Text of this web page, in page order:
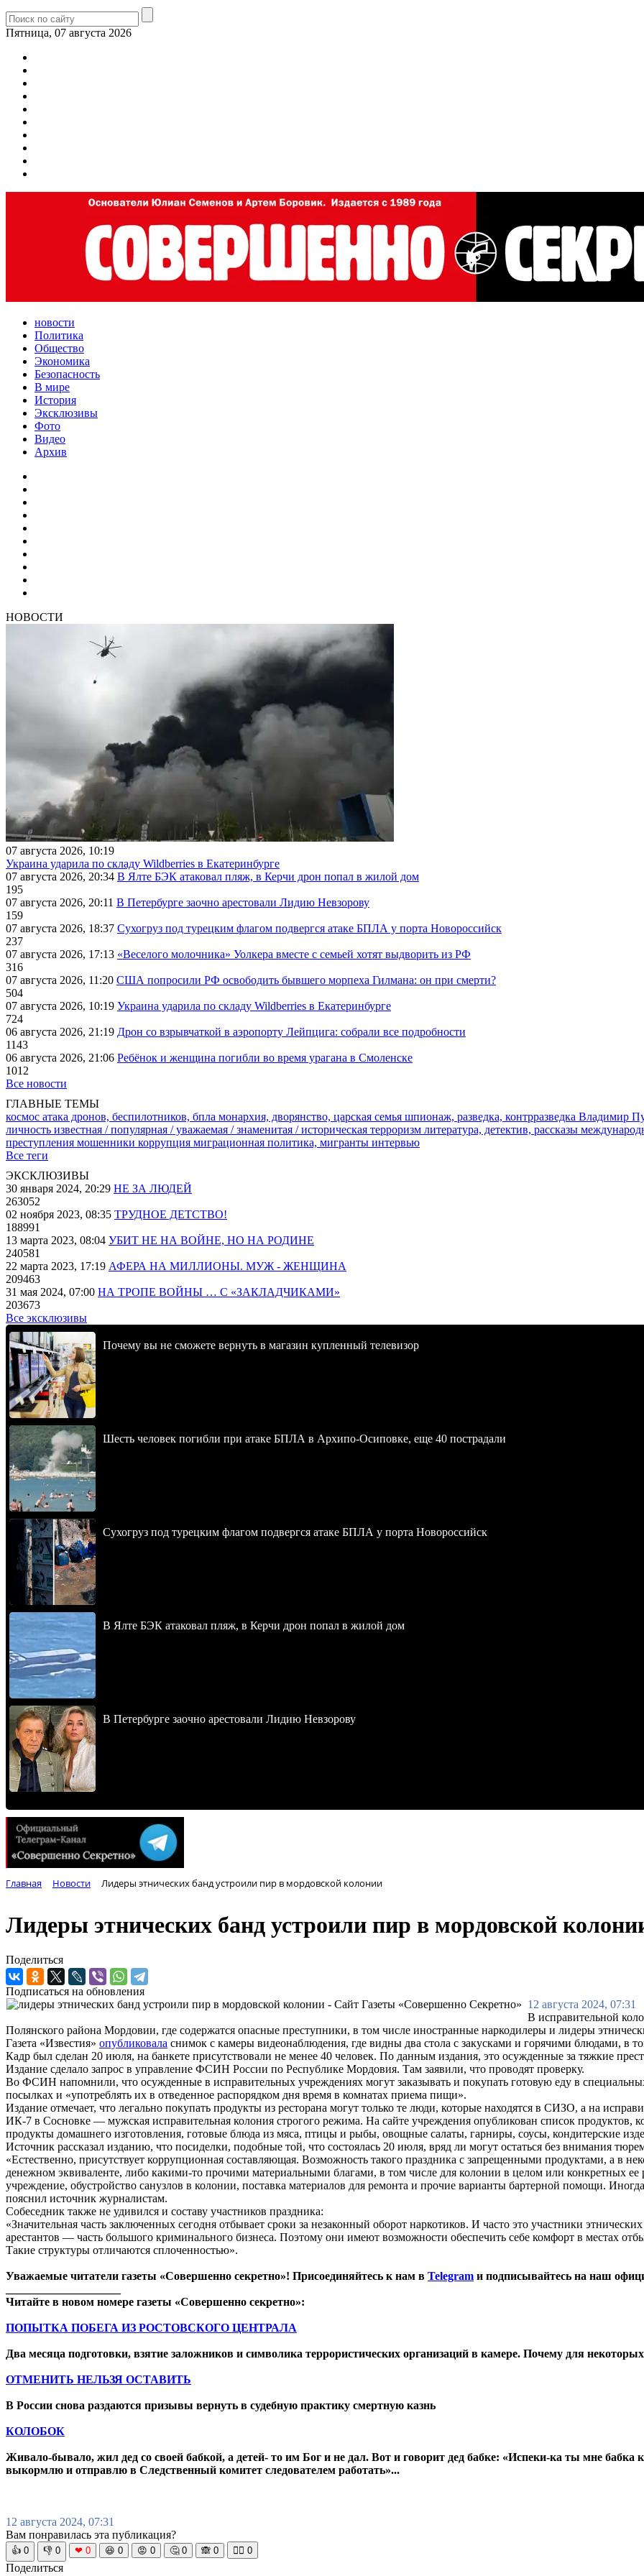
Пятница, 07 августа 2026
новости
Политика
Общество
Экономика
Безопасность
В мире
История
Эксклюзивы
Фото
Видео
Архив
НОВОСТИ
07 августа 2026, 10:19
Украина ударила по складу Wildberries в Екатеринбурге
07 августа 2026, 20:34 В Ялте БЭК атаковал пляж, в Керчи дрон попал в жилой дом
195
07 августа 2026, 20:11 В Петербурге заочно арестовали Лидию Невзорову
159
07 августа 2026, 18:37 Сухогруз под турецким флагом подвергся атаке БПЛА у порта Новороссийск
237
07 августа 2026, 17:13 «Веселого молочника» Уолкера вместе с семьей хотят выдворить из РФ
316
07 августа 2026, 11:20 США попросили РФ освободить бывшего морпеха Гилмана: он при смерти?
504
07 августа 2026, 10:19 Украина ударила по складу Wildberries в Екатеринбурге
724
06 августа 2026, 21:19 Дрон со взрывчаткой в аэропорту Лейпцига: собрали все подробности
1143
06 августа 2026, 21:06 Ребёнок и женщина погибли во время урагана в Смоленске
1012
Все новости
ГЛАВНЫЕ ТЕМЫ
космос атака дронов, беспилотников, бпла монархия, дворянство, царская семья шпионаж, разведка, контрразведка Владимир
личность известная / популярная / уважаемая / знаменитая / историческая терроризм литература, детектив, рассказы
преступления мошенники коррупция миграционная политика, мигранты интервью
Все теги
ЭКСКЛЮЗИВЫ
30 января 2024, 20:29 НЕ ЗА ЛЮДЕЙ
263052
02 ноября 2023, 08:35 ТРУДНОЕ ДЕТСТВО!
188991
13 марта 2023, 08:04 УБИТ НЕ НА ВОЙНЕ, НО НА РОДИНЕ
240581
22 марта 2023, 17:19 АФЕРА НА МИЛЛИОНЫ. МУЖ - ЖЕНЩИНА
209463
31 мая 2024, 07:00 НА ТРОПЕ ВОЙНЫ … С «ЗАКЛАДЧИКАМИ»
203673
Все эксклюзивы
Почему вы не сможете вернуть в магазин купленный телевизор
Шесть человек погибли при атаке БПЛА в Архипо-Осиповке, еще 40 пострадали
Сухогруз под турецким флагом подвергся атаке БПЛА у порта Новороссийск
В Ялте БЭК атаковал пляж, в Керчи дрон попал в жилой дом
В Петербурге заочно арестовали Лидию Невзорову
Главная Новости Лидеры этнических банд устроили пир в мордовской колонии
Лидеры этнических банд устроили пир в мордовской
Поделиться
Подписаться на обновления
12 августа 2024, 07:31
В исправительной
Полянского района Мордовии, где содержатся опасные преступники, в том числе иностранные наркодилеры и лидеры
Газета «Известия» опубликовала снимок с камеры видеонаблюдения, где видны два стола с закусками и горячими блюдами, в
Кадр был сделан 20 июля, на банкете присутствовали не менее 40 человек. По данным издания, это осужденные за тяжкие
Издание сделало запрос в управление ФСИН России по Республике Мордовия. Там заявили, что проводят проверку.
Во ФСИН напомнили, что осужденные в исправительных учреждениях могут заказывать и покупать готовую еду в
посылках и «употреблять их в отведенное распорядком дня время в комнатах приема пищи».
Издание отмечает, что легально покупать продукты из ресторана могут только те люди, которые находятся в СИЗО, а на
ИК-7 в Сосновке — мужская исправительная колония строгого режима. На сайте учреждения опубликован список продуктов,
продукты домашнего изготовления, готовые блюда из мяса, птицы и рыбы, овощные салаты, гарниры, соусы, кондитерские
Источник рассказал изданию, что посиделки, подобные той, что состоялась 20 июля, вряд ли могут остаться без внимания
«Естественно, присутствует коррупционная составляющая. Возможность такого праздника с запрещенными продуктами, а в
денежном эквиваленте, либо какими-то прочими материальными благами, в том числе для колонии в целом или конкретных
учреждение, обустройство санузлов в колонии, поставка материалов для ремонта и прочие варианты бартерной помощи.
пояснил источник журналистам.
Собеседник также не удивился и составу участников праздника:
«Значительная часть заключенных сегодня отбывает сроки за незаконный оборот наркотиков. И часто это участники
арестантов — часть большого криминального бизнеса. Поэтому они имеют возможности обеспечить себе комфорт в местах
Такие структуры отличаются сплоченностью».
Уважаемые читатели газеты «Совершенно секретно»! Присоединяйтесь к нам в Telegram и подписывайтесь на наш
Читайте в новом номере газеты «Совершенно секретно»:
ПОПЫТКА ПОБЕГА ИЗ РОСТОВСКОГО ЦЕНТРАЛА
Два месяца подготовки, взятие заложников и символика террористических организаций в камере. Почему для
ОТМЕНИТЬ НЕЛЬЗЯ ОСТАВИТЬ
В России снова раздаются призывы вернуть в судебную практику смертную казнь
КОЛОБОК
Живало-бывало, жил дед со своей бабкой, а детей- то им Бог и не дал. Вот и говорит дед бабке: «Испеки-ка ты мне бабка
выкормлю и отправлю в Следственный комитет следователем работать»...
12 августа 2024, 07:31
Вам понравилась эта публикация?
👍 0 👎 0 ❤ 0 😆 0 😡 0 🤔 0 🙈 0 🧘‍♀️ 0
Поделиться